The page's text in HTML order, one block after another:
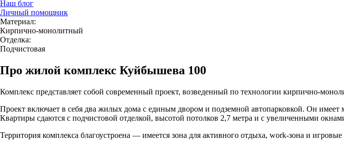
Наш блог
Личный помощник
Материал:
Кирпично-монолитный
Отделка:
Подчистовая
Про жилой комплекс Куйбышева 100
Комплекс представляет собой современный проект, возведенный по технологии кирпично-
Проект включает в себя два жилых дома с единым двором и подземной автопарковкой. Он
Квартиры сдаются с подчистовой отделкой, высотой потолков 2,7 метра и с увеличенными
Территория комплекса благоустроена — имеется зона для активного отдыха, work-зона и